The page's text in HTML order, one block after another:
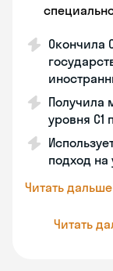
Окончила
Получила
уровня С1
подход на
Читать дальше
Читать